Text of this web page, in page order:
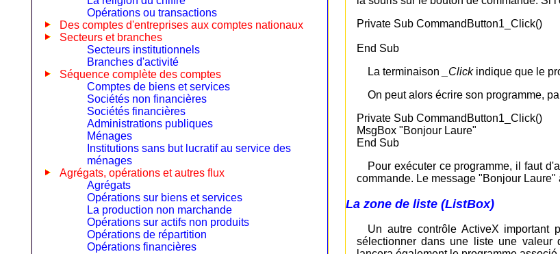
Private Sub CommandButton1_Click()
End Sub
La terminaison
_Clickindique que le
On peut alors écrire son programme,
Private Sub CommandButton1_Click()
MsgBox "Bonjour Laure"
End Sub
Pour exécuter ce programme, il faut
commande. Le message "Bonjour Laure"
La zone de liste (ListBox)
Un autre contrôle ActiveX
sélectionner dans une liste une valeur
Opérations ou transactions
Des comptes d'entreprises aux comptes nationaux
Secteurs et branches
Secteurs institutionnels
Branches d'activité
Séquence complète des comptes
Comptes de biens et services
Sociétés non financières
Sociétés financières
Administrations publiques
Ménages
Institutions sans but lucratif au service des
ménages
Agrégats, opérations et autres flux
Agrégats
Opérations sur biens et services
La production non marchande
Opérations sur actifs non produits
Opérations de répartition
Opérations financières